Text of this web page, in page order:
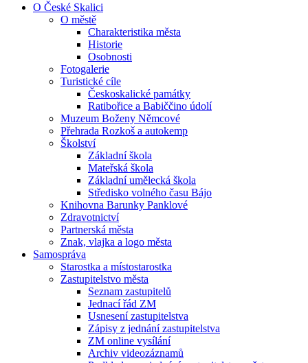
O České Skalici
O městě
Charakteristika města
Historie
Osobnosti
Fotogalerie
Turistické cíle
Českoskalické památky
Ratibořice a Babiččino údolí
Muzeum Boženy Němcové
Přehrada Rozkoš a autokemp
Školství
Základní škola
Mateřská škola
Základní umělecká škola
Středisko volného času Bájo
Knihovna Barunky Panklové
Zdravotnictví
Partnerská města
Znak, vlajka a logo města
Samospráva
Starostka a místostarostka
Zastupitelstvo města
Seznam zastupitelů
Jednací řád ZM
Usnesení zastupitelstva
Zápisy z jednání zastupitelstva
ZM online vysílání
Archiv videozáznamů